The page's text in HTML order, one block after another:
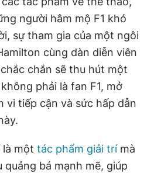
người hâm mộ F1 khó
sự tham gia của một ngôi
cùng dàn diễn viên
chắn sẽ thu hút một
phải là fan F1, mở
vi tiếp cận và sức hấp dẫn
là một tác phẩm giải trímà
bá mạnh mẽ, giúp